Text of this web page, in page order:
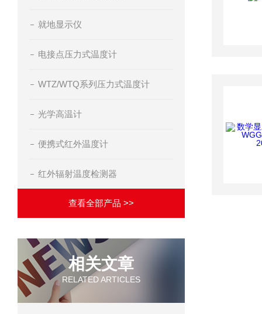
就地显示仪
电接点压力式温度计
WTZ/WTQ系列压力式温度计
光学高温计
便携式红外温度计
红外辐射温度检测器
查看全部产品 >>
相关文章
RELATED ARTICLES